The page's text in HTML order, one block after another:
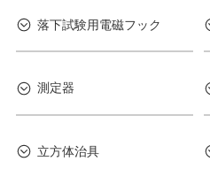
落下試験用電磁フック
測定器
立方体治具